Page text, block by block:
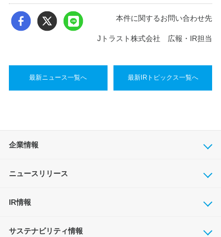
本件に関するお問い合わせ先
Jトラスト株式会社 広報・IR担当
最新ニュース一覧へ 最新IRトピックス一覧へ
企業情報
ニュースリリース
IR情報
サステナビリティ情報